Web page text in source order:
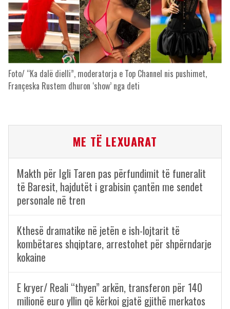
Foto/ “Ka dalë dielli”, moderatorja e Top Channel nis pushimet,
Françeska Rustem dhuron ‘show’ nga deti
ME TË LEXUARAT
Makth për Igli Taren pas përfundimit të funeralit
të Baresit, hajdutët i grabisin çantën me sendet
personale në tren
Kthesë dramatike në jetën e ish-lojtarit të
kombëtares shqiptare, arrestohet për shpërndarje
kokaine
E kryer/ Reali “thyen” arkën, transferon për 140
milionë euro yllin që kërkoi gjatë gjithë merkatos